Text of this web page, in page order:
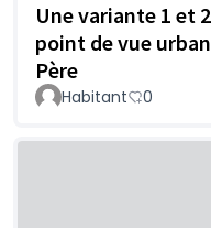
Une variante 1 et
point de vue
Père
Habitant 0